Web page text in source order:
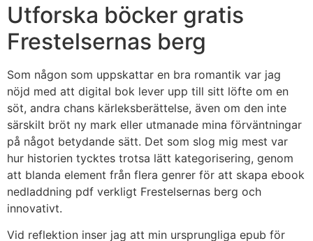
Utforska böcker gratis
Frestelsernas berg
Som någon som uppskattar en bra romantik var jag
nöjd med att digital bok lever upp till sitt löfte om en
söt, andra chans kärleksberättelse, även om den inte
särskilt bröt ny mark eller utmanade mina förväntningar
på något betydande sätt. Det som slog mig mest var
hur historien tycktes trotsa lätt kategorisering, genom
att blanda element från flera genrer för att skapa ebook
nedladdning pdf verkligt Frestelsernas berg och
innovativt.
Vid reflektion inser jag att min ursprungliga epub för